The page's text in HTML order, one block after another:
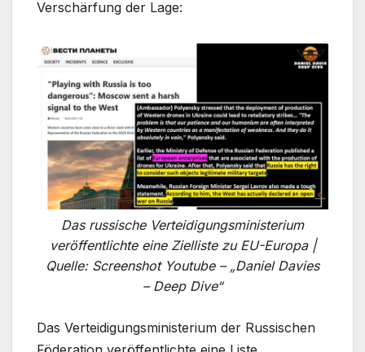
Verschärfung der Lage:
Das russische Verteidigungsministerium
veröffentlichte eine Zielliste zu EU-Europa |
Quelle: Screenshot Youtube – „Daniel Davies
– Deep Dive“
Das Verteidigungsministerium der Russischen